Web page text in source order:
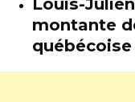
montante
québécoise